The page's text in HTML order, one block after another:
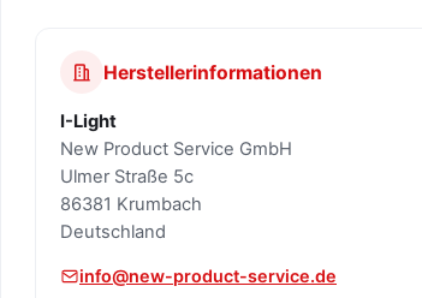
Herstellerinformationen
I-Light
New Product Service GmbH
Ulmer Straße 5c
86381 Krumbach
Deutschland
info@new-product-service.de